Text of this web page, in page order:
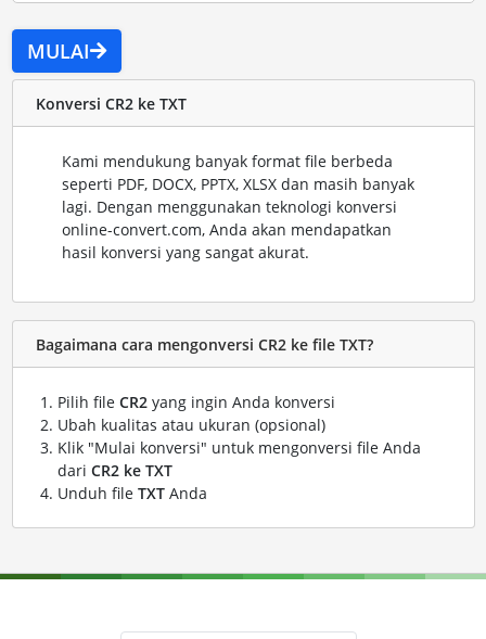
MULAI
Konversi CR2 ke TXT
Kami mendukung banyak format file berbeda
seperti PDF, DOCX, PPTX, XLSX dan masih banyak
lagi. Dengan menggunakan teknologi konversi
online-convert.com, Anda akan mendapatkan
hasil konversi yang sangat akurat.
Bagaimana cara mengonversi CR2 ke file TXT?
Pilih file CR2yang ingin Anda konversi
Ubah kualitas atau ukuran (opsional)
Klik "Mulai konversi" untuk mengonversi file Anda
dari CR2 ke TXT
Unduh file TXTAnda